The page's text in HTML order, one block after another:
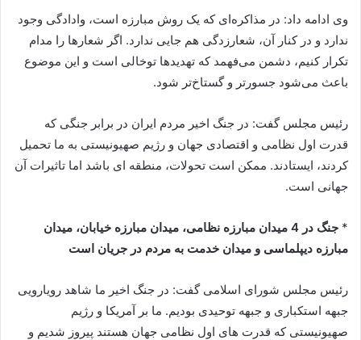
وی ادامه داد: در مذاکره‌ای که یک روش مبارزه است، وادادگی وجود
ندارد و در کنار آن، شعارزدگی هم جایی ندارد. اگر شعارها را مدام
تکرار کنیم، دشمن می‌فهمد که تهدیدها توخالی است و این موضوع
باعث می‌شود جسورتر و گستاخ‌تر شود.
رئیس مجلس گفت: در جنگ اخیر مردم ایران در برابر جنگی که
قدرت اول نظامی و اقتصادی جهان و رژیم صهیونیستی به ما تحمیل
کردند، ایستادند. ممکن است تحولات، منطقه ای باشد اما تاثیرات آن
جهانی است.
*
جنگ در 4 میدان مبارزه نظامی، میدان مبارزه خیابان، میدان
مبارزه دیپلماسی و میدان خدمت به مردم در جریان است
رئیس مجلس شورای اسلامی گفت: در جنگ اخیر ما شاهد رویارویی
جبهه استکباری و جبهه توحیدی بودیم. ما بر آمریکا و رژیم
صهیونیستی که قدرت های اول نظامی جهان هستند پیروز شدیم و